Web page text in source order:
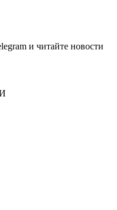
и читайте новости